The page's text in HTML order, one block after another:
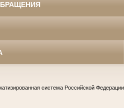
система Российской